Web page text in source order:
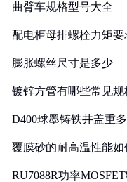
曲臂车规格型号大全
配电柜母排螺栓力矩
膨胀螺丝尺寸是多少
镀锌方管有哪些常见规
D400球墨铸铁井盖重
覆膜砂的耐高温性能如
RU7088R功率